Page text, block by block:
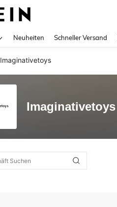
Neuheiten Schneller Versand
Imaginativetoys
Imaginativetoys